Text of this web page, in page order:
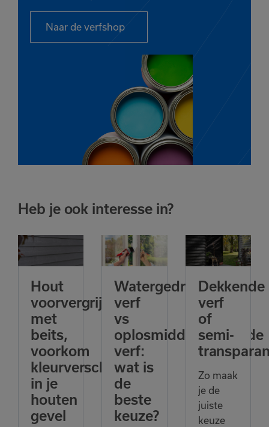
Naar de verfshop
Heb je ook interesse in?
Hout
voorvergrijzen
met
beits,
voorkom
kleurverschillen
in je
houten
gevel
Watergedragen
verf
vs
oplosmiddelhoudende
verf:
wat is
de
beste
keuze?
Dekkende
verf
of
semi-
Zo maak
je de
juiste
keuze